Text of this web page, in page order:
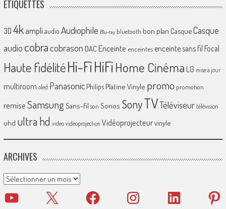
ÉTIQUETTES
3D 4k ampliaudio Audiophile Blu-ray bluetooth bon plan CasqueCasque
audio cobracobrason DAC Enceinte enceintes enceinte sans fil Focal
Haute fidélitéHi-FiHiFiHome Cinéma LG mise à jour
multiroom oled Panasonic Philips Platine Vinyle promo promotion
remiseSamsungSans-fil son Sonos SonyTVTéléviseur télévision
uhd ultra hd video videoprojection Vidéoprojecteurvinyle
ARCHIVES
Archives
YouTube X Facebook Instagram LinkedIn